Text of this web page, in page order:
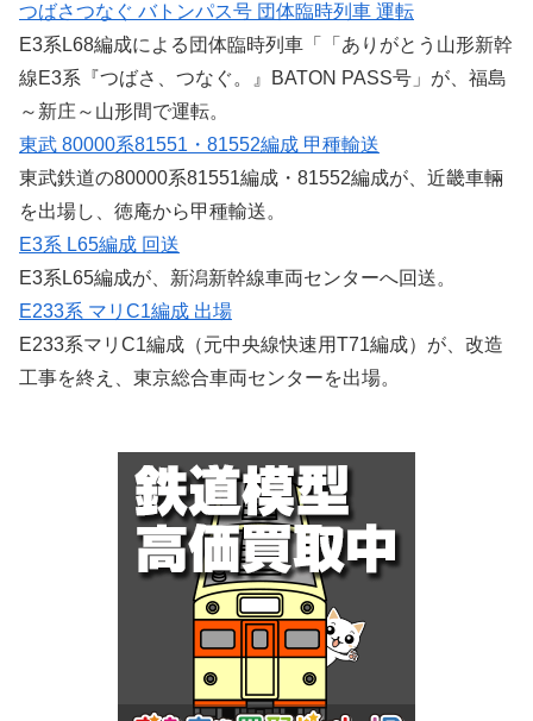
つばさつなぐ バトンパス号 団体臨時列車 運転
E3系L68編成による団体臨時列車「「ありがとう山形新幹
線E3系『つばさ、つなぐ。』BATON PASS号」が、福島
～新庄～山形間で運転。
東武 80000系81551・81552編成 甲種輸送
東武鉄道の80000系81551編成・81552編成が、近畿車輛
を出場し、徳庵から甲種輸送。
E3系 L65編成 回送
E3系L65編成が、新潟新幹線車両センターへ回送。
E233系 マリC1編成 出場
E233系マリC1編成（元中央線快速用T71編成）が、改造
工事を終え、東京総合車両センターを出場。